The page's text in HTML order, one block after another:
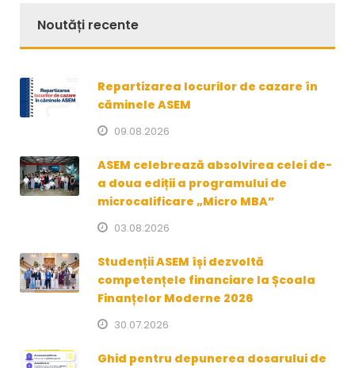
Noutăți recente
Repartizarea locurilor de cazare în
căminele ASEM
09.08.2026
ASEM celebrează absolvirea celei de-
a doua ediții a programului de
microcalificare „Micro MBA”
03.08.2026
Studenții ASEM își dezvoltă
competențele financiare la Școala
Finanțelor Moderne 2026
30.07.2026
Ghid pentru depunerea dosarului de